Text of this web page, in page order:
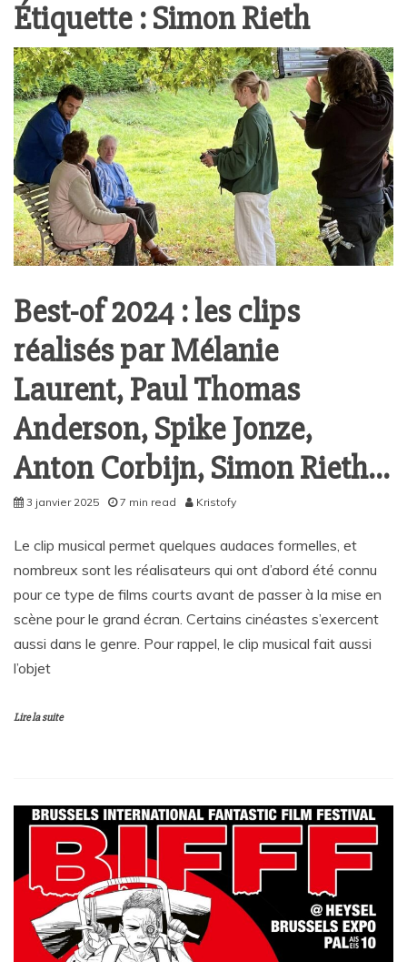
Étiquette :Simon Rieth
Best-of 2024 : les clips
réalisés par Mélanie
Laurent, Paul Thomas
Anderson, Spike Jonze,
Anton Corbijn, Simon Rieth…
3 janvier 2025 7 min read Kristofy
Le clip musical permet quelques audaces formelles, et
nombreux sont les réalisateurs qui ont d’abord été connu
pour ce type de films courts avant de passer à la mise en
scène pour le grand écran. Certains cinéastes s’exercent
aussi dans le genre. Pour rappel, le clip musical fait aussi
l’objet
Lire la suite